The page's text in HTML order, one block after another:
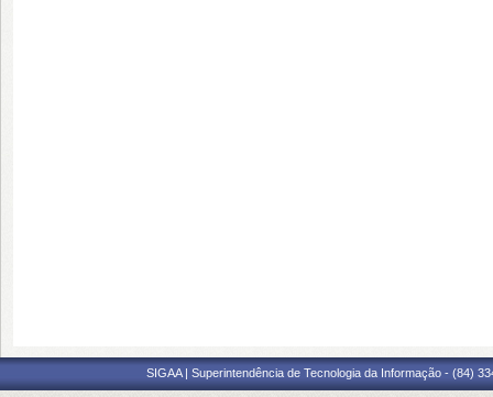
SIGAA | Superintendência de Tecnologia da Informação - (84)